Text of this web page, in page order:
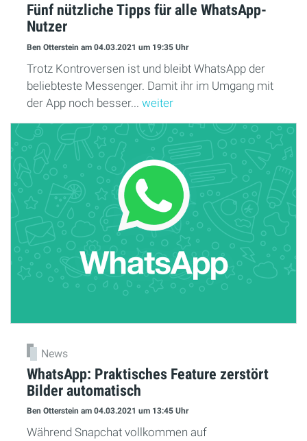
Fünf nützliche Tipps für alle WhatsApp-
Nutzer
Ben Otterstein am 04.03.2021 um 19:35 Uhr
Trotz Kontroversen ist und bleibt WhatsApp der
beliebteste Messenger. Damit ihr im Umgang mit
der App noch besser... weiter
News
WhatsApp: Praktisches Feature zerstört
Bilder automatisch
Ben Otterstein am 04.03.2021 um 13:45 Uhr
Während Snapchat vollkommen auf